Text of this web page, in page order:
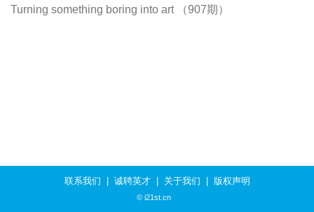
Turning something boring into art （907期）
联系我们 诚聘英才| 关于我们 版权声明
© i21st.cn